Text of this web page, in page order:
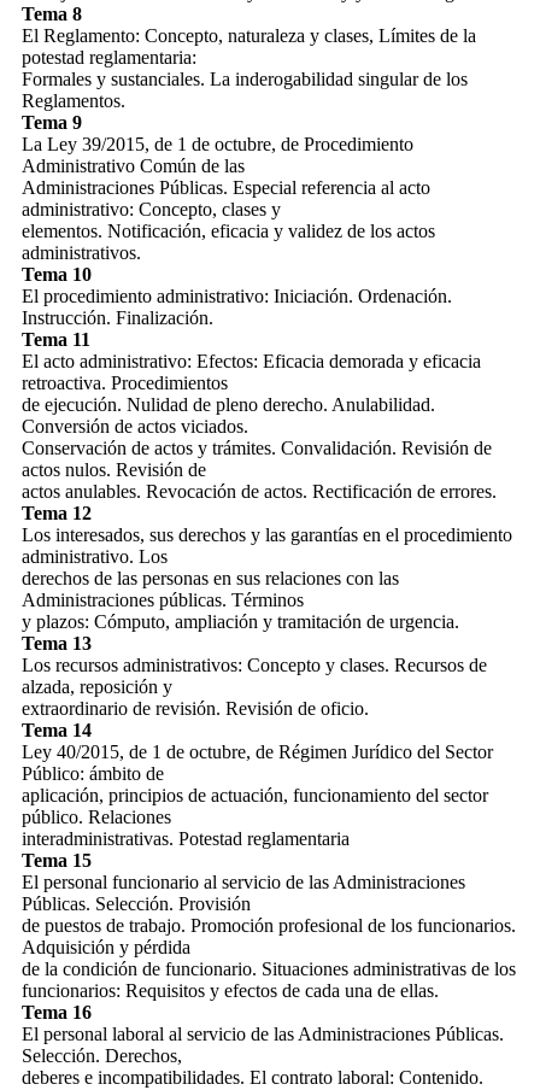
Tema 8
El Reglamento: Concepto, naturaleza y clases, Límites de la
potestad reglamentaria:
Formales y sustanciales. La inderogabilidad singular de los
Reglamentos.
Tema 9
La Ley 39/2015, de 1 de octubre, de Procedimiento
Administrativo Común de las
Administraciones Públicas. Especial referencia al acto
administrativo: Concepto, clases y
elementos. Notificación, eficacia y validez de los actos
administrativos.
Tema 10
El procedimiento administrativo: Iniciación. Ordenación.
Instrucción. Finalización.
Tema 11
El acto administrativo: Efectos: Eficacia demorada y eficacia
retroactiva. Procedimientos
de ejecución. Nulidad de pleno derecho. Anulabilidad.
Conversión de actos viciados.
Conservación de actos y trámites. Convalidación. Revisión de
actos nulos. Revisión de
actos anulables. Revocación de actos. Rectificación de errores.
Tema 12
Los interesados, sus derechos y las garantías en el procedimiento
administrativo. Los
derechos de las personas en sus relaciones con las
Administraciones públicas. Términos
y plazos: Cómputo, ampliación y tramitación de urgencia.
Tema 13
Los recursos administrativos: Concepto y clases. Recursos de
alzada, reposición y
extraordinario de revisión. Revisión de oficio.
Tema 14
Ley 40/2015, de 1 de octubre, de Régimen Jurídico del Sector
Público: ámbito de
aplicación, principios de actuación, funcionamiento del sector
público. Relaciones
interadministrativas. Potestad reglamentaria
Tema 15
El personal funcionario al servicio de las Administraciones
Públicas. Selección. Provisión
de puestos de trabajo. Promoción profesional de los funcionarios.
Adquisición y pérdida
de la condición de funcionario. Situaciones administrativas de los
funcionarios: Requisitos y efectos de cada una de ellas.
Tema 16
El personal laboral al servicio de las Administraciones Públicas.
Selección. Derechos,
deberes e incompatibilidades. El contrato laboral: Contenido.